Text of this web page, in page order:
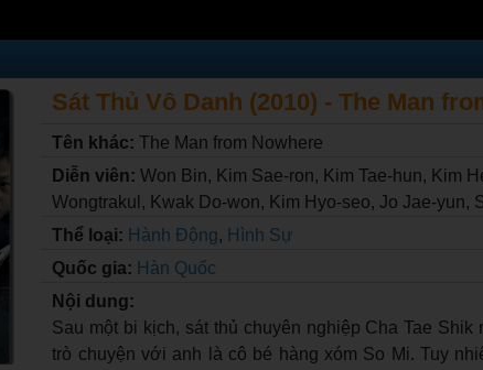
Sát Thủ Vô Danh (2010) - The Man
Tên khác:The Man from Nowhere
Diễn viên:Won Bin, Kim Sae-ron, Kim Tae-hun, Kim
Wongtrakul, Kwak Do-won, Kim Hyo-seo, Jo Jae-yun,
Thể loại: Hành Động, Hình Sự
Quốc gia: Hàn Quốc
Nội dung:
Sau một bi kịch, sát thủ chuyên nghiệp Cha Tae
trò chuyện với anh là cô bé hàng xóm So Mi. Tuy